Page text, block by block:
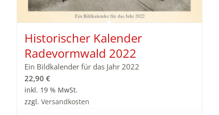
Historischer Kalender
Radevormwald 2022
Ein Bildkalender für das Jahr 2022
22,90 €
inkl. 19 % MwSt.
zzgl. Versandkosten